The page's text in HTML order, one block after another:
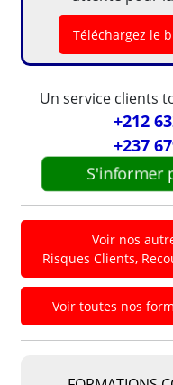
Téléchargez le
Un service clients
+212
+237
S'informer
Voir nos
Risques Clients,
Voir toutes nos